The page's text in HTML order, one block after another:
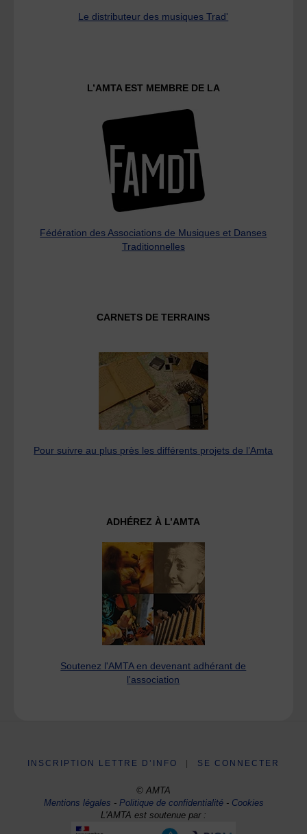
Le distributeur des musiques Trad'
L’AMTA EST MEMBRE DE LA
Fédération des Associations de Musiques et Danses
Traditionnelles
CARNETS DE TERRAINS
Pour suivre au plus près les différents projets de l’Amta
ADHÉREZ À L’AMTA
Soutenez l'AMTA en devenant adhérant de
l'association
INSCRIPTION LETTRE D’INFO SE CONNECTER
© AMTA
Mentions légales -Politique de confidentialité- Cookies
L'AMTA est soutenue par :